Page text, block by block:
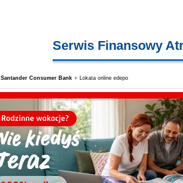
Serwis Finansowy
Santander Consumer Bank Lokata online edepo